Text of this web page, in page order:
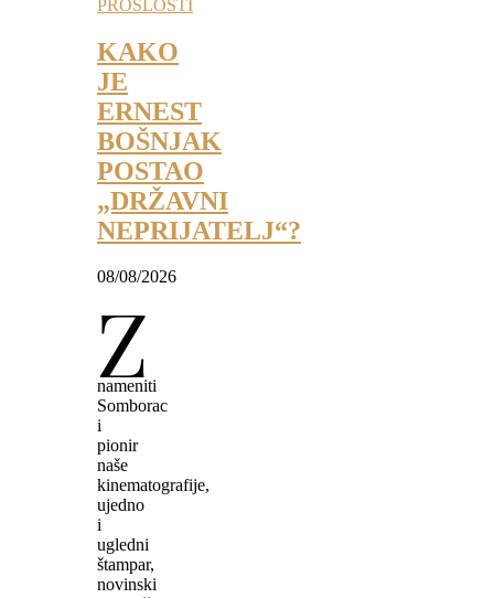
PROŠLOSTI
KAKO
JE
ERNEST
BOŠNJAK
POSTAO
„DRŽAVNI
NEPRIJATELJ“?
08/08/2026
Z
nameniti
Somborac
i
pionir
naše
kinematografije,
ujedno
i
ugledni
štampar,
novinski